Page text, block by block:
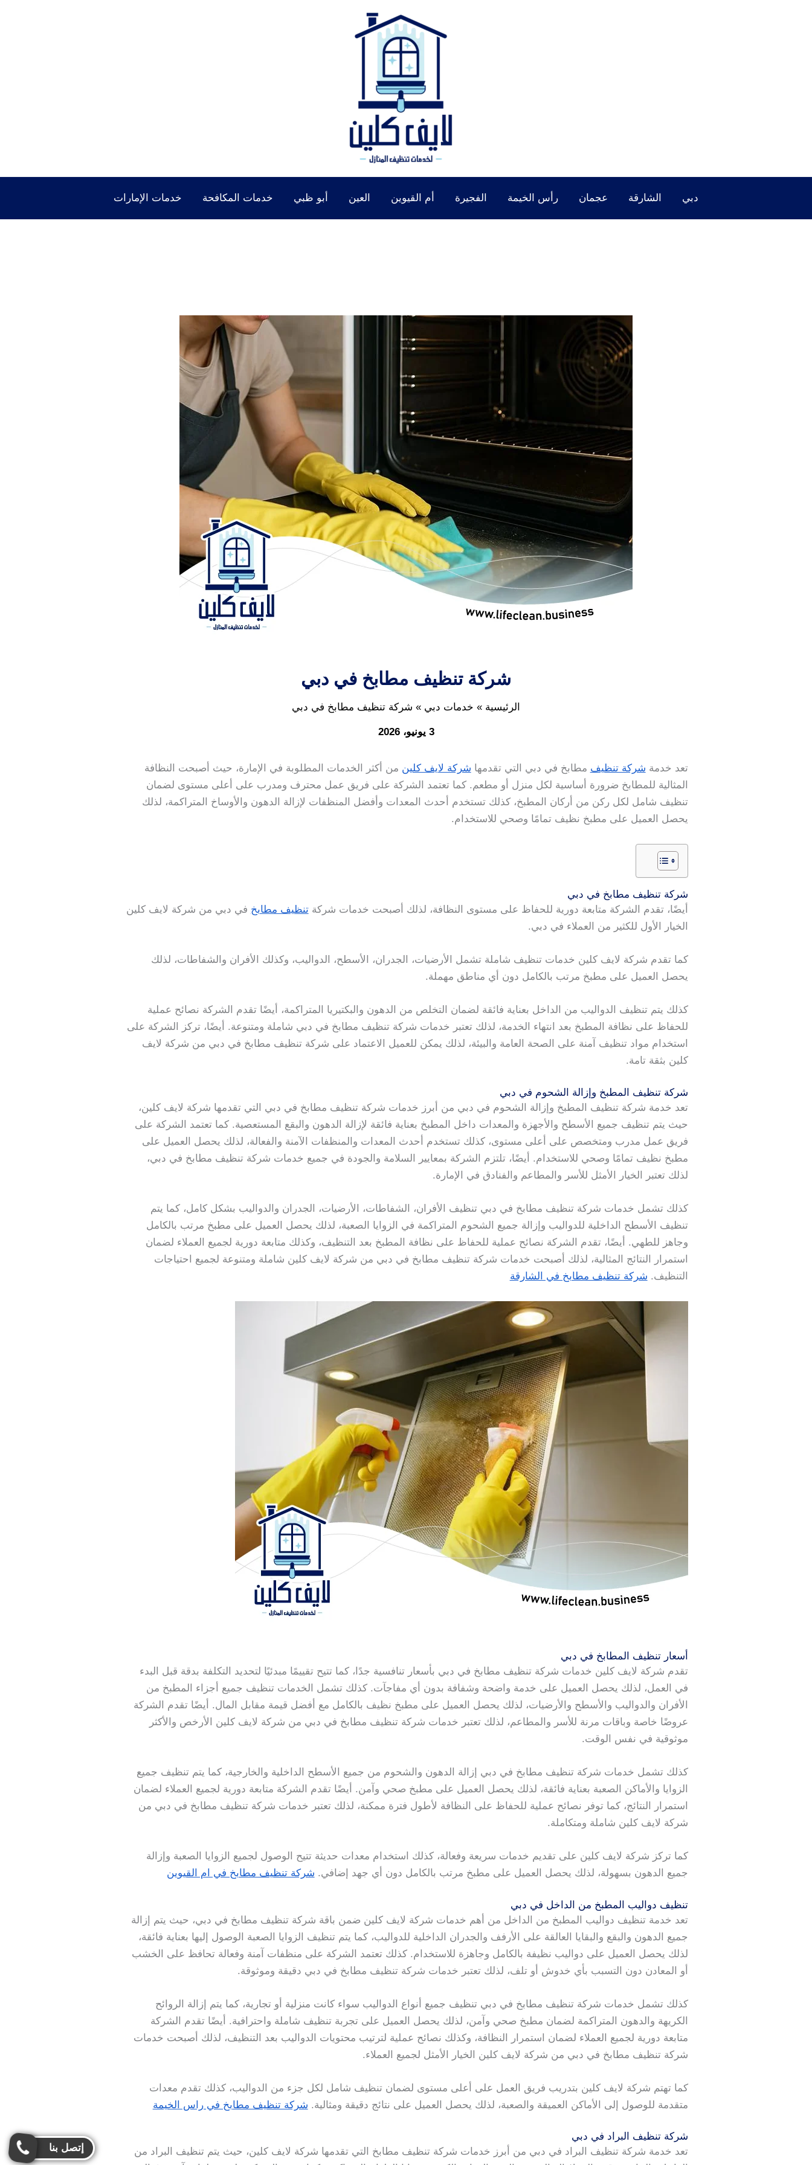
دبي الشارقة عجمان رأس الخيمة الفجيرة أم القيوين العين أبو ظبي خدمات المكافحة خدمات الإمارات
شركة تنظيف مطابخ في دبي
الرئيسية خدمات دبي شركة تنظيف مطابخ في دبي
3 يونيو، 2026
تعد خدمة شركة تنظيف مطابخ في دبي التي تقدمها شركة لايف كلين من أكثر الخدمات المطلوبة في الإمارة، حيث أصبحت النظافة
المثالية للمطابخ ضرورة أساسية لكل منزل أو مطعم. كما تعتمد الشركة على فريق عمل محترف ومدرب على أعلى مستوى لضمان
تنظيف شامل لكل ركن من أركان المطبخ، كذلك تستخدم أحدث المعدات وأفضل المنظفات لإزالة الدهون والأوساخ المتراكمة، لذلك
يحصل العميل على مطبخ نظيف تمامًا وصحي للاستخدام.
شركة تنظيف مطابخ في دبي
أيضًا، تقدم الشركة متابعة دورية للحفاظ على مستوى النظافة، لذلك أصبحت خدمات شركةتنظيف مطابخ في دبي من شركة لايف كلين
الخيار الأول للكثير من العملاء في دبي.
كما تقدم شركة لايف كلين خدمات تنظيف شاملة تشمل الأرضيات، الجدران، الأسطح، الدواليب، وكذلك الأفران والشفاطات، لذلك
يحصل العميل على مطبخ مرتب بالكامل دون أي مناطق مهملة.
كذلك يتم تنظيف الدواليب من الداخل بعناية فائقة لضمان التخلص من الدهون والبكتيريا المتراكمة، أيضًا تقدم الشركة نصائح عملية
للحفاظ على نظافة المطبخ بعد انتهاء الخدمة، لذلك تعتبر خدمات شركة تنظيف مطابخ في دبي شاملة ومتنوعة. أيضًا، تركز الشركة على
استخدام مواد تنظيف آمنة على الصحة العامة والبيئة، لذلك يمكن للعميل الاعتماد على شركة تنظيف مطابخ في دبي من شركة لايف
كلين بثقة تامة.
شركة تنظيف المطبخ وإزالة الشحوم في دبي
تعد خدمة شركة تنظيف المطبخ وإزالة الشحوم في دبي من أبرز خدمات شركة تنظيف مطابخ في دبي التي تقدمها شركة لايف كلين،
حيث يتم تنظيف جميع الأسطح والأجهزة والمعدات داخل المطبخ بعناية فائقة لإزالة الدهون والبقع المستعصية. كما تعتمد الشركة على
فريق عمل مدرب ومتخصص على أعلى مستوى، كذلك تستخدم أحدث المعدات والمنظفات الآمنة والفعالة، لذلك يحصل العميل على
مطبخ نظيف تمامًا وصحي للاستخدام. أيضًا، تلتزم الشركة بمعايير السلامة والجودة في جميع خدمات شركة تنظيف مطابخ في دبي،
لذلك تعتبر الخيار الأمثل للأسر والمطاعم والفنادق في الإمارة.
كذلك تشمل خدمات شركة تنظيف مطابخ في دبي تنظيف الأفران، الشفاطات، الأرضيات، الجدران والدواليب بشكل كامل، كما يتم
تنظيف الأسطح الداخلية للدواليب وإزالة جميع الشحوم المتراكمة في الزوايا الصعبة، لذلك يحصل العميل على مطبخ مرتب بالكامل
وجاهز للطهي. أيضًا، تقدم الشركة نصائح عملية للحفاظ على نظافة المطبخ بعد التنظيف، وكذلك متابعة دورية لجميع العملاء لضمان
استمرار النتائج المثالية، لذلك أصبحت خدمات شركة تنظيف مطابخ في دبي من شركة لايف كلين شاملة ومتنوعة لجميع احتياجات
التنظيف. شركة تنظيف مطابخ في الشارقة
أسعار تنظيف المطابخ في دبي
تقدم شركة لايف كلين خدمات شركة تنظيف مطابخ في دبي بأسعار تنافسية جدًا، كما تتيح تقييمًا مبدئيًا لتحديد التكلفة بدقة قبل البدء
في العمل، لذلك يحصل العميل على خدمة واضحة وشفافة بدون أي مفاجآت. كذلك تشمل الخدمات تنظيف جميع أجزاء المطبخ من
الأفران والدواليب والأسطح والأرضيات، لذلك يحصل العميل على مطبخ نظيف بالكامل مع أفضل قيمة مقابل المال. أيضًا تقدم الشركة
عروضًا خاصة وباقات مرنة للأسر والمطاعم، لذلك تعتبر خدمات شركة تنظيف مطابخ في دبي من شركة لايف كلين الأرخص والأكثر
موثوقية في نفس الوقت.
كذلك تشمل خدمات شركة تنظيف مطابخ في دبي إزالة الدهون والشحوم من جميع الأسطح الداخلية والخارجية، كما يتم تنظيف جميع
الزوايا والأماكن الصعبة بعناية فائقة، لذلك يحصل العميل على مطبخ صحي وآمن. أيضًا تقدم الشركة متابعة دورية لجميع العملاء لضمان
استمرار النتائج، كما توفر نصائح عملية للحفاظ على النظافة لأطول فترة ممكنة، لذلك تعتبر خدمات شركة تنظيف مطابخ في دبي من
شركة لايف كلين شاملة ومتكاملة.
كما تركز شركة لايف كلين على تقديم خدمات سريعة وفعالة، كذلك استخدام معدات حديثة تتيح الوصول لجميع الزوايا الصعبة وإزالة
جميع الدهون بسهولة، لذلك يحصل العميل على مطبخ مرتب بالكامل دون أي جهد إضافي. شركة تنظيف مطابخ في ام القيوين
تنظيف دواليب المطبخ من الداخل في دبي
تعد خدمة تنظيف دواليب المطبخ من الداخل من أهم خدمات شركة لايف كلين ضمن باقة شركة تنظيف مطابخ في دبي، حيث يتم إزالة
جميع الدهون والبقع والبقايا العالقة على الأرفف والجدران الداخلية للدواليب، كما يتم تنظيف الزوايا الصعبة الوصول إليها بعناية فائقة،
لذلك يحصل العميل على دواليب نظيفة بالكامل وجاهزة للاستخدام. كذلك تعتمد الشركة على منظفات آمنة وفعالة تحافظ على الخشب
أو المعادن دون التسبب بأي خدوش أو تلف، لذلك تعتبر خدمات شركة تنظيف مطابخ في دبي دقيقة وموثوقة.
كذلك تشمل خدمات شركة تنظيف مطابخ في دبي تنظيف جميع أنواع الدواليب سواء كانت منزلية أو تجارية، كما يتم إزالة الروائح
الكريهة والدهون المتراكمة لضمان مطبخ صحي وآمن، لذلك يحصل العميل على تجربة تنظيف شاملة واحترافية. أيضًا تقدم الشركة
متابعة دورية لجميع العملاء لضمان استمرار النظافة، وكذلك نصائح عملية لترتيب محتويات الدواليب بعد التنظيف، لذلك أصبحت خدمات
شركة تنظيف مطابخ في دبي من شركة لايف كلين الخيار الأمثل لجميع العملاء.
كما تهتم شركة لايف كلين بتدريب فريق العمل على أعلى مستوى لضمان تنظيف شامل لكل جزء من الدواليب، كذلك تقدم معدات
متقدمة للوصول إلى الأماكن العميقة والصعبة، لذلك يحصل العميل على نتائج دقيقة ومثالية. شركة تنظيف مطابخ في راس الخيمة
شركة تنظيف البراد في دبي
تعد خدمة شركة تنظيف البراد في دبي من أبرز خدمات شركة تنظيف مطابخ التي تقدمها شركة لايف كلين، حيث يتم تنظيف البراد من
إتصل بنا